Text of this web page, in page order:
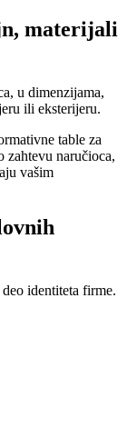
materijali
u dimenzijama,
ili eksterijeru.
table za
zahtevu naručioca,
vašim
identiteta firme.